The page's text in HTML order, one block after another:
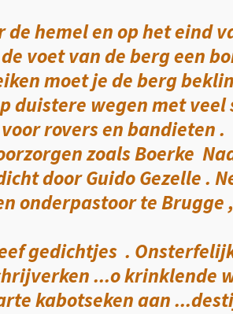
de hemel en op het eind
voet van de berg een
moet je de berg
duistere wegen met
rovers en bandieten .
zoals Boerke
door Guido Gezelle .
onderpastoor te
gedichtjes .
...o krinklende
kabotseken aan